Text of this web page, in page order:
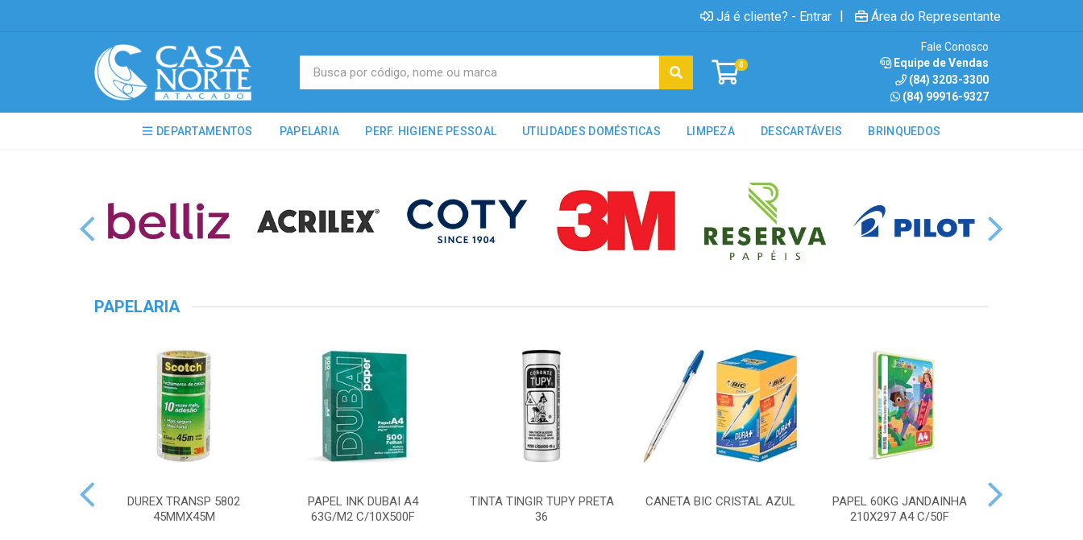
Já é cliente? - Entrar | Área do Representante
0
Fale Conosco
Equipe de Vendas
(84) 3203-3300
(84) 99916-9327
DEPARTAMENTOS PAPELARIA PERF. HIGIENE PESSOAL UTILIDADES DOMÉSTICAS LIMPEZA DESCARTÁVEIS BRINQUEDOS
PAPELARIA
DUREX TRANSP 5802
45MMX45M
PAPEL INK DUBAI A4
63G/M2 C/10X500F
TINTA TINGIR TUPY PRETA
36
CANETA BIC CRISTAL AZUL
PAPEL 60KG JANDAINHA
210X297 A4 C/50F